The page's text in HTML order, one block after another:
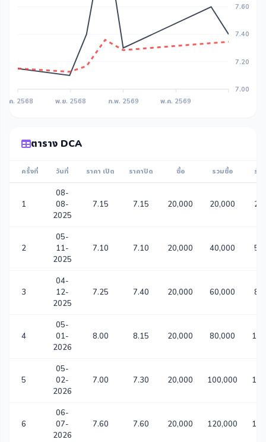
7.60
7.40
7.20
7.00
ส.ค. 2568 พ.ย. 2568 ก.พ. 2569 พ.ค. 2569
ตาราง DCA
ครั้งที่ วันที่ ราคา เปิด ราคาปิด ซื้อ รวมซื้อ รว
1
08-
08-
2025
7.15 7.15 20,000 20,000
2
05-
11-
2025
7.10 7.10 20,000 40,000
3
04-
12-
2025
7.25 7.40 20,000 60,000
4
05-
01-
2026
8.00 8.15 20,000 80,000
5
05-
02-
2026
7.00 7.30 20,000 100,000
6
06-
07-
2026
7.60 7.60 20,000 120,000